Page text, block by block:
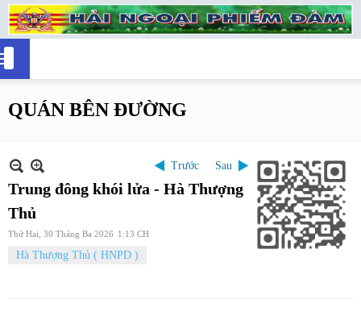
QUÁN BÊN ĐƯỜNG
Trước Sau
Trung đông khói lửa - Hà Thượng
Thủ
Thứ Hai, 30 Tháng Ba 2026 1:13 CH
Hà Thượng Thủ ( HNPD )